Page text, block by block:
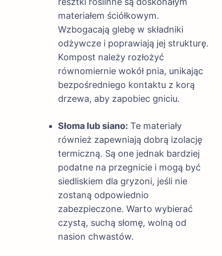
materiałem ściółkowym.
Wzbogacają glebę w składniki
odżywcze i poprawiają jej strukturę.
Kompost należy rozłożyć
równomiernie wokół pnia, unikając
bezpośredniego kontaktu z korą
drzewa, aby zapobiec gniciu.
Słoma lub siano: Te materiały
również zapewniają dobrą izolację
termiczną. Są one jednak bardziej
podatne na przegnicie i mogą być
siedliskiem dla gryzoni, jeśli nie
zostaną odpowiednio
zabezpieczone. Warto wybierać
czystą, suchą słomę, wolną od
nasion chwastów.